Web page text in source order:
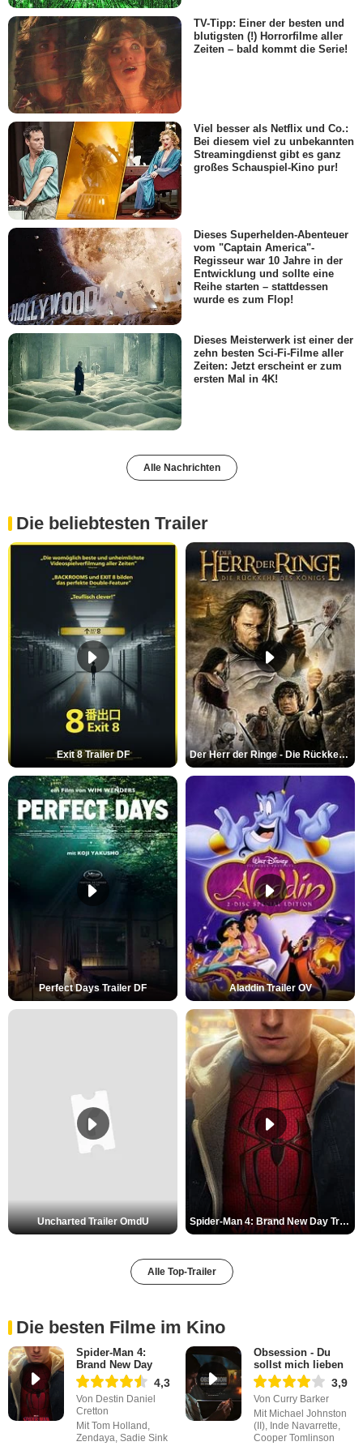
TV-Tipp: Einer der besten und
blutigsten (!) Horrorfilme aller
Zeiten – bald kommt die Serie!
Viel besser als Netflix und Co.:
Bei diesem viel zu unbekannten
Streamingdienst gibt es ganz
großes Schauspiel-Kino pur!
Dieses Superhelden-Abenteuer
vom "Captain America"-
Regisseur war 10 Jahre in der
Entwicklung und sollte eine
Reihe starten – stattdessen
wurde es zum Flop!
Dieses Meisterwerk ist einer der
zehn besten Sci-Fi-Filme aller
Zeiten: Jetzt erscheint er zum
ersten Mal in 4K!
Alle Nachrichten
Die beliebtesten Trailer
Exit 8 Trailer DF Der Herr der Ringe - Die Rückkehr des Königs Trailer OV
Perfect Days Trailer DF Aladdin Trailer OV
Uncharted Trailer OmdU Spider-Man 4: Brand New Day Trailer (3) DF
Alle Top-Trailer
Die besten Filme im Kino
Spider-Man 4:
Brand New Day
4,3
Von Destin Daniel
Cretton
Mit Tom Holland,
Zendaya, Sadie Sink
Obsession - Du
sollst mich lieben
3,9
Von Curry Barker
Mit Michael Johnston
(II), Inde Navarrette,
Cooper Tomlinson